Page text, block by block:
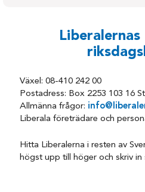
Mönsterås
Nybro
Växel: 08-410 242 00
Postadress: Box 2253 103 16
Allmänna frågor:
Liberala företrädare och
Hitta Liberalerna i resten av
högst upp till höger och skriv in